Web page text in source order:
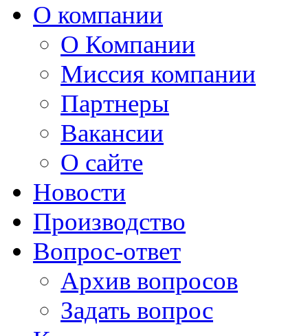
О компании
О Компании
Миссия компании
Партнеры
Вакансии
О сайте
Новости
Производство
Вопрос-ответ
Архив вопросов
Задать вопрос